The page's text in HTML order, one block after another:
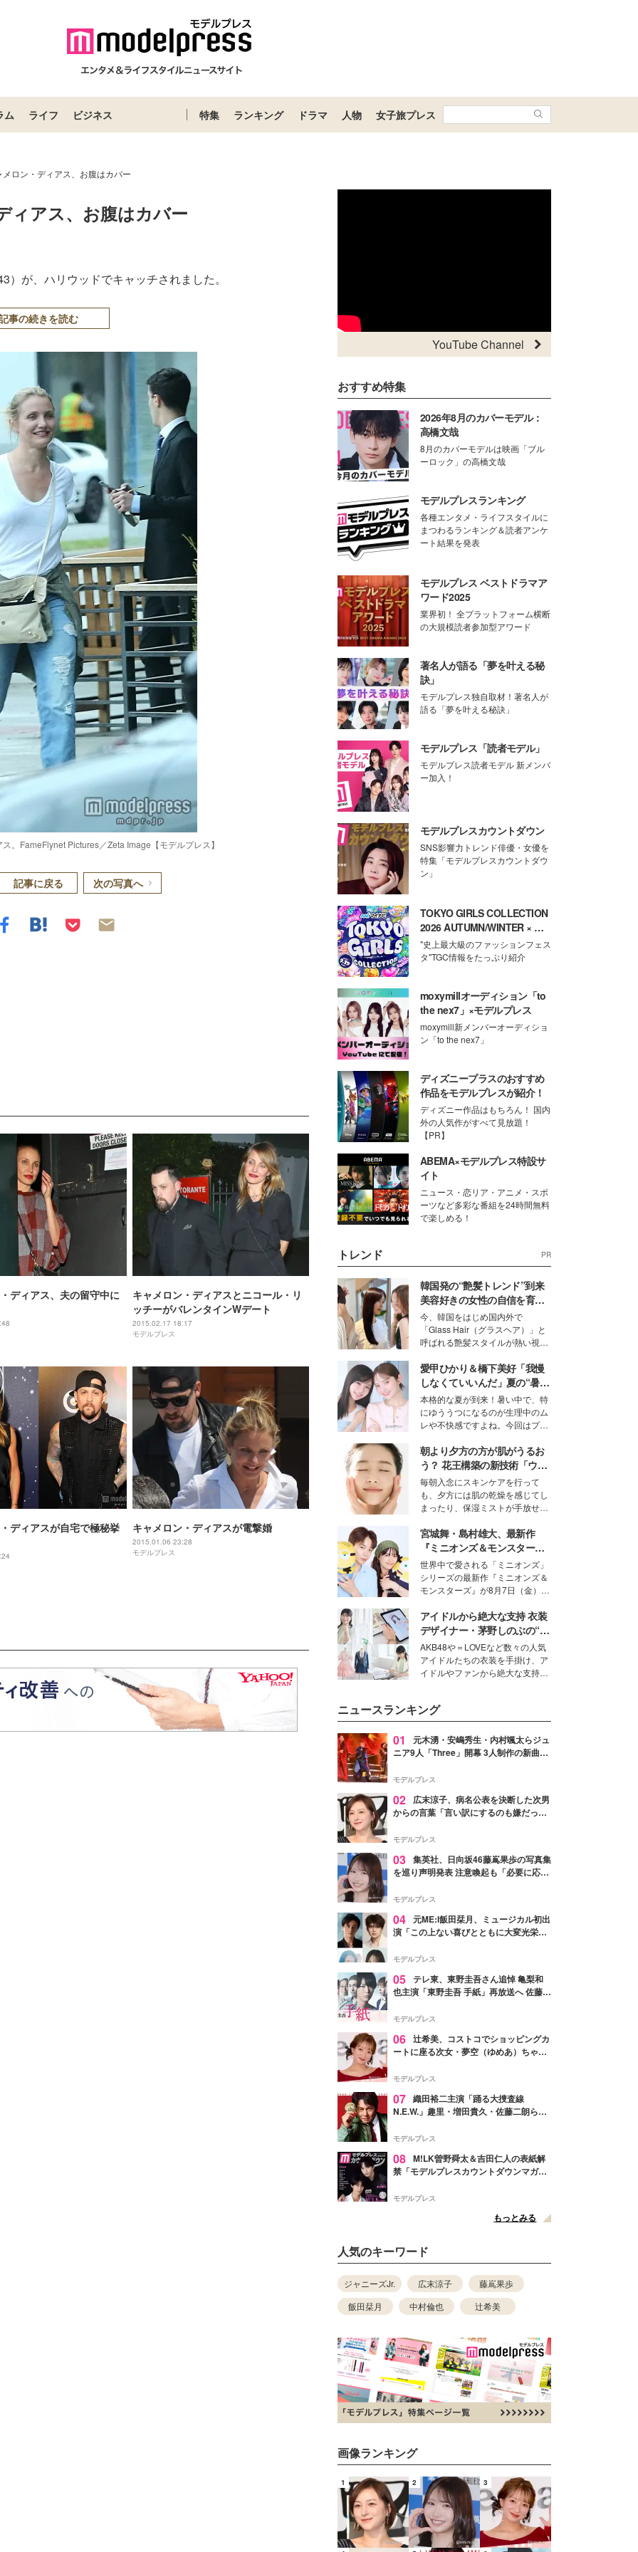
ム ライフ ビジネス 特集 ランキング ドラマ 人物 女子旅プレス
ロン・ディアス、お腹はカバー
ィアス、お腹はカバー
が、ハリウッドでキャッチされました。
事の続きを読む
。FameFlynet Pictures／Zeta Image【モデルプレス】
記事に戻る 次の写真へ
ディアス、夫の留守中に
キャメロン・ディアスとニコール・リ
ッチーがバレンタインWデート
2015.02.17 18:17
モデルプレス
ディアスが自宅で極秘挙 キャメロン・ディアスが電撃婚
2015.01.06 23:28
モデルプレス
YouTube Channel
おすすめ特集
2026年8月のカバーモデル：
高橋文哉
8月のカバーモデルは映画「ブル
ーロック」の高橋文哉
モデルプレスランキング
各種エンタメ・ライフスタイルに
まつわるランキング＆読者アンケ
ート結果を発表
モデルプレス ベストドラマア
ワード2025
業界初！ 全プラットフォーム横断
の大規模読者参加型アワード
著名人が語る「夢を叶える秘
訣」
モデルプレス独自取材！著名人が
語る「夢を叶える秘訣」
モデルプレス「読者モデル」
モデルプレス読者モデル 新メンバ
ー加入！
モデルプレスカウントダウン
SNS影響力トレンド俳優・女優を
特集「モデルプレスカウントダウ
ン」
TOKYO GIRLS COLLECTION
2026 AUTUMN/WINTER × モ
デルプレス
"史上最大級のファッションフェス
タ"TGC情報をたっぷり紹介
moxymillオーディション「to
the nex7」×モデルプレス
moxymill新メンバーオーディショ
ン「to the nex7」
ディズニープラスのおすすめ
作品をモデルプレスが紹介！
ディズニー作品はもちろん！ 国内
外の人気作がすべて見放題！
【PR】
ABEMA×モデルプレス特設サ
イト
ニュース・恋リア・アニメ・スポ
ーツなど多彩な番組を24時間無料
で楽しめる！
トレンド PR
韓国発の“艶髪トレンド”到来
美容好きの女性の自信を育む
「ヘアケア事情」って？
今、韓国をはじめ国内外で
「Glass Hair（グラスヘア）」と
呼ばれる艶髪スタイルが熱い視線
ションの完成度を高めるベースと
して、“髪そのものの美しさ”に改
めて注目する人が増えている様
子。今回は、そんな憧れの艶やか
な髪を日常で叶える、美容好きの
女性たちのヘアケア事情を紹介し
ます。
愛甲ひかり＆橋下美好「我慢
しなくていいんだ」夏の“暑さ
対策”の新しい選択肢とは？
本格的な夏が到来！暑い中で、特
にゆううつになるのが生理中のム
レや不快感ですよね。今回はプラ
モデル・愛甲ひかりさんと橋下美
好さんを迎えて本音で女子会トー
ク。猛暑のお出かけを快適に過ご
すヒントや、2人が感動した夏の
生理の新常識にも迫りました。
朝より夕方の方が肌がうるお
う？ 花王構築の新技術「ウォ
ーターキャプチャリングスキ
ン（捕水肌）」がスキンケア
の常識を変える予感
毎朝入念にスキンケアを行って
も、夕方には肌の乾燥を感じてし
まったり、保湿ミストが手放せな
な美容の常識を大きく変える可能
性を秘めた、革新的な「Water
Capturing Skin（ウォーターキャ
プチャリングスキン：捕水肌）」
技術を、花王が構築した。
宮城舞・島村雄大、最新作
『ミニオンズ＆モンスター
ズ』の魅力熱弁 ハチャメチャ
だけじゃない“友情と絆”に感
動
世界中で愛される「ミニオンズ」
シリーズの最新作『ミニオンズ＆
モンスターズ』が8月7日（金）に
ニオン好き”という共通点を持つモ
デルの宮城舞と島村雄大の特別対
談をお届け！それぞれの視点か
ら、今作ならではの魅力や予想外
の感動をもたらす奥深いストーリ
ーについて熱く語り合ってもらっ
アイドルから絶大な支持 衣装
デザイナー・茅野しのぶの“可
愛い”を作る美学＜「シチズン
クロスシー」インタビュー＞
AKB48や＝LOVEなど数々の人気
アイドルたちの衣装を手掛け、ア
イドルやファンから絶大な支持を
ター・茅野しのぶ。一人ひとりの
個性に寄り添い、魅力を引き出す
衣装作りは、多くの女性たちに勇
気と自信を与え続けている。
ニュースランキング
01
元木湧・安嶋秀生・内村颯太らジュ
ニア9人「Three」開幕 3人制作の新曲＆
進んで夢を掴みたい」【ゲネプロレポ】
モデルプレス
02
広末涼子、病名公表を決断した次男
からの言葉「言い訳にするのも嫌だっ
モデルプレス
03 集英社、日向坂46藤嶌果歩の写真集
を巡り声明発表 注意喚起も「必要に応じ
モデルプレス
04 元ME:I飯田栞月、ミュージカル初出
演「この上ない喜びとともに大変光栄」
ャスト発表
モデルプレス
05 テレ東、東野圭吾さん追悼 亀梨和
也主演「東野圭吾 手紙」再放送へ 佐藤隆
モデルプレス
06 辻希美、コストコでショッピングカ
ートに座る次女・夢空（ゆめあ）ちゃん
ぎ」「成長を感じる」の声
モデルプレス
07 織田裕二主演「踊る大捜査線
N.E.W.」趣里・増田貴久・佐藤二朗ら新
徴する“謎のキーワード”も
モデルプレス
08 M!LK曽野舜太＆吉田仁人の表紙解
禁「モデルプレスカウントダウンマガジ
モデルプレス
もっとみる
人気のキーワード
ジャニーズJr. 広末涼子
藤嶌果歩
飯田栞月
中村倫也 辻希美
画像ランキング
1 2 3